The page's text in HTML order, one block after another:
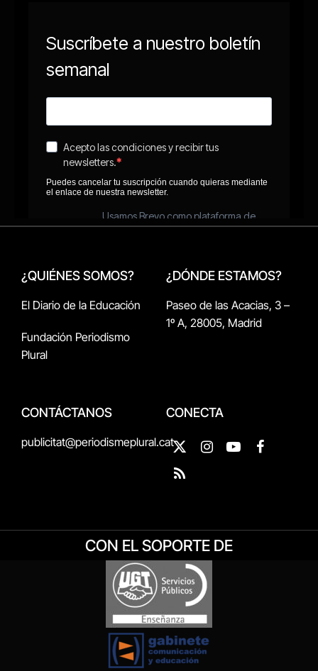
¿QUIÉNES SOMOS?
El Diario de la Educación
Fundación Periodismo
Plural
¿DÓNDE ESTAMOS?
Paseo de las Acacias, 3 –
1º A, 28005, Madrid
CONTÁCTANOS
publicitat@periodismeplural.cat
CONECTA
X
(Twitter)
InstagramYouTubeFacebook
RSS
CON EL SOPORTE DE